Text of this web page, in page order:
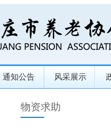
通知公告 风采展示
物资求助